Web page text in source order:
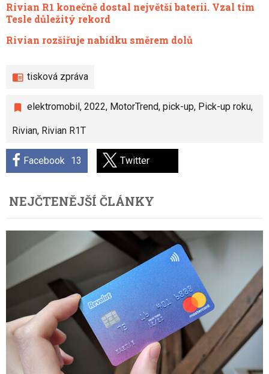
tisková zpráva
elektromobil, 2022, MotorTrend, pick-up, Pick-up roku,
Rivian, Rivian R1T
Facebook 13 Twitter
Rivian R1 konečně dostal největší baterii. Vzal tím
Tesle důležitý rekord
Rivian rozšiřuje nabídku směrem dolů
NEJČTENĚJŠÍ ČLÁNKY